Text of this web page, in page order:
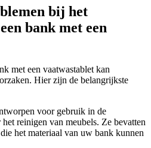
bij het
bank met een
met een vaatwastablet kan
Hier zijn de belangrijkste
voor gebruik in de
reinigen van meubels. Ze bevatten
het materiaal van uw bank kunnen